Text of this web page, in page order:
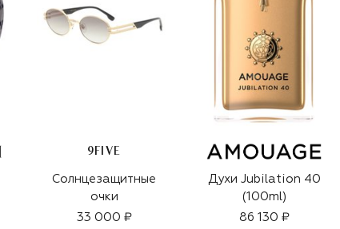
9FIVE
Солнцезащитные
очки
33 000 ₽
Духи Jubilation 40
(100ml)
86 130 ₽